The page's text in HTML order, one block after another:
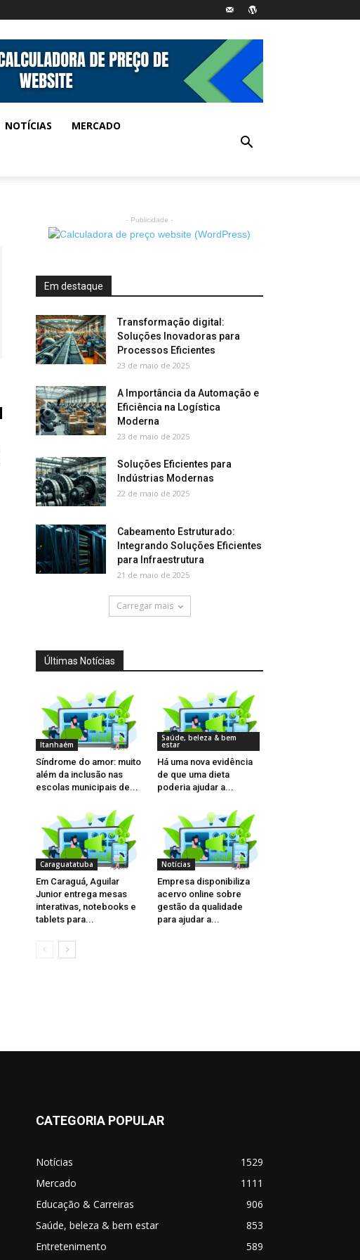
NOTÍCIAS MERCADO
- Publicidade -
Em destaque
Transformação digital:
Soluções Inovadoras para
Processos Eficientes
23 de maio de 2025
A Importância da Automação e
Eficiência na Logística
Moderna
23 de maio de 2025
Soluções Eficientes para
Indústrias Modernas
22 de maio de 2025
Cabeamento Estruturado:
Integrando Soluções Eficientes
para Infraestrutura
21 de maio de 2025
Carregar mais
Últimas Notícias
Itanhaém
Síndrome do amor: muito
além da inclusão nas
escolas municipais de...
Saúde, beleza & bem
estar
Há uma nova evidência
de que uma dieta
poderia ajudar a...
Caraguatatuba
Em Caraguá, Aguilar
Junior entrega mesas
interativas, notebooks e
tablets para...
Notícias
Empresa disponibiliza
acervo online sobre
gestão da qualidade
para ajudar a...
CATEGORIA POPULAR
Notícias
1529
Mercado
1111
Educação & Carreiras
906
Saúde, beleza & bem estar
853
Entretenimento
589